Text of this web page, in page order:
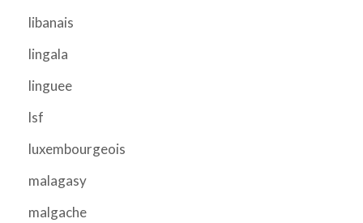
libanais
lingala
linguee
lsf
luxembourgeois
malagasy
malgache